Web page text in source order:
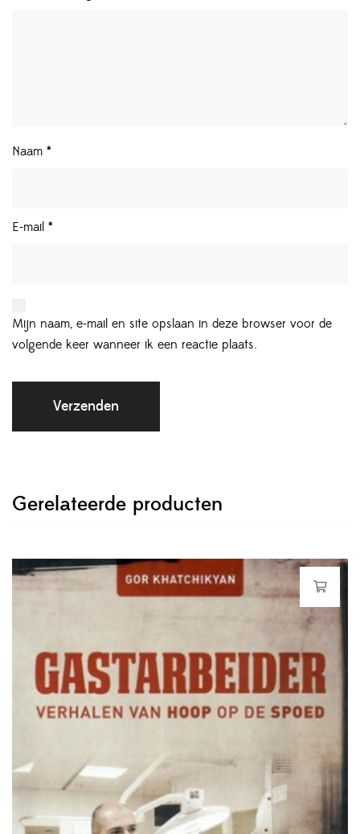
Naam *
E-mail *
Mijn naam, e-mail en site opslaan in deze browser voor de
volgende keer wanneer ik een reactie plaats.
Gerelateerde producten